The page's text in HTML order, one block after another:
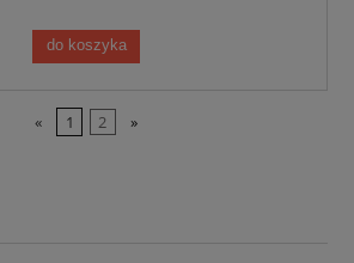
do koszyka
« 1 2 »